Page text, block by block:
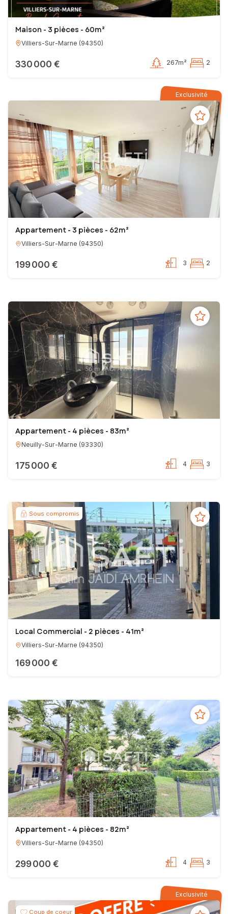
Maison - 3 pièces - 60m²
Villiers-Sur-Marne (94350)
330 000 € 267m² 2
Exclusivité
Appartement - 3 pièces - 62m²
Villiers-Sur-Marne (94350)
199 000 € 3 2
Appartement - 4 pièces - 83m²
Neuilly-Sur-Marne (93330)
175 000 € 4 3
Sous compromis
Local Commercial - 2 pièces - 41m²
Villiers-Sur-Marne (94350)
169 000 €
Appartement - 4 pièces - 82m²
Villiers-Sur-Marne (94350)
299 000 € 4 3
Exclusivité
Coup de coeur